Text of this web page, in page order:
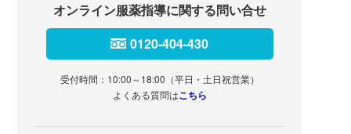
オンライン服薬指導に関する問い合せ
0120-404-430
受付時間：10:00～18:00（平日・土日祝営業）
よくある質問はこちら